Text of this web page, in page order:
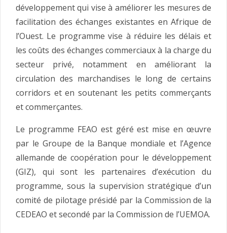
développement qui vise à améliorer les mesures de
facilitation des échanges existantes en Afrique de
l’Ouest. Le programme vise à réduire les délais et
les coûts des échanges commerciaux à la charge du
secteur privé, notamment en améliorant la
circulation des marchandises le long de certains
corridors et en soutenant les petits commerçants
et commerçantes.
Le programme FEAO est géré est mise en œuvre
par le Groupe de la Banque mondiale et l’Agence
allemande de coopération pour le développement
(GIZ), qui sont les partenaires d’exécution du
programme, sous la supervision stratégique d’un
comité de pilotage présidé par la Commission de la
CEDEAO et secondé par la Commission de l’UEMOA.